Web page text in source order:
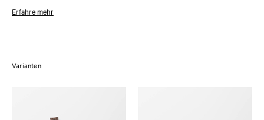
Die Holzgriffe aus der Atelier Kollektion wurden von Maria Bruun
Beide Griffe, erhältlich in Eiche Natur oder gebeizter Eiche Dunkel, sind
Erfahre mehr
Varianten